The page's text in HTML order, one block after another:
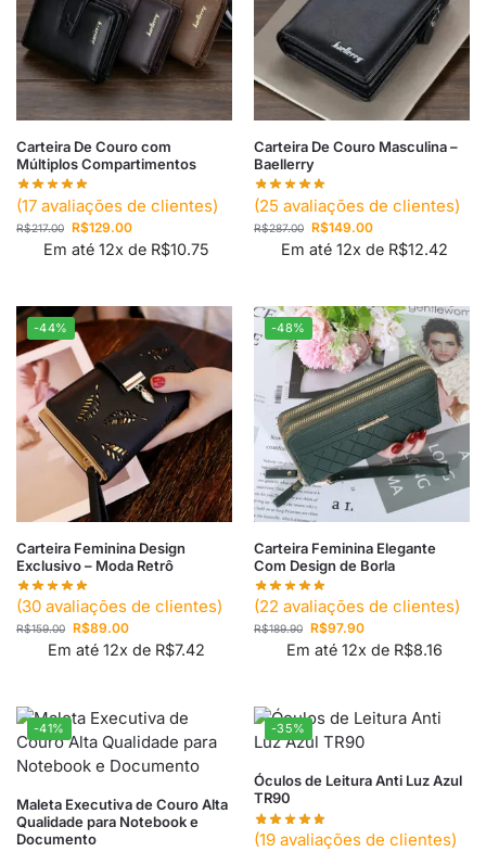
Carteira De Couro com
Múltiplos Compartimentos
(17 avaliações de clientes)
R$217.00 R$129.00
Em até 12x de R$10.75
Carteira De Couro Masculina –
Baellerry
(25 avaliações de clientes)
R$287.00 R$149.00
Em até 12x de R$12.42
-44%
Carteira Feminina Design
Exclusivo – Moda Retrô
(30 avaliações de clientes)
R$159.00 R$89.00
Em até 12x de R$7.42
-48%
Carteira Feminina Elegante
Com Design de Borla
(22 avaliações de clientes)
R$189.90 R$97.90
Em até 12x de R$8.16
-41%
Maleta Executiva de Couro Alta
Qualidade para Notebook e
Documento
-35%
Óculos de Leitura Anti Luz Azul
TR90
(19 avaliações de clientes)